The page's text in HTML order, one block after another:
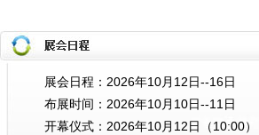
展会日程：2026年10月12日--16日
布展时间：2026年10月10日--11日
开幕仪式：2026年10月12日（10:00）